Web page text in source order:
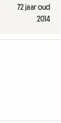
72 jaar oud
2014